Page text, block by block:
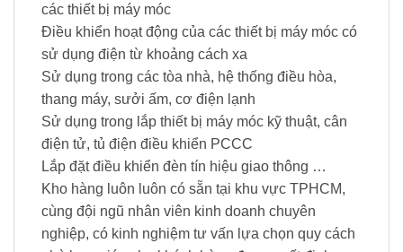
các thiết bị máy móc
Điều khiển hoạt động của các thiết bị máy móc có
sử dụng điện từ khoảng cách xa
Sử dụng trong các tòa nhà, hệ thống điều hòa,
thang máy, sưởi ấm, cơ điện lạnh
Sử dụng trong lắp thiết bị máy móc kỹ thuật, cân
điện tử, tủ điện điều khiển PCCC
Lắp đặt điều khiển đèn tín hiệu giao thông …
Kho hàng luôn luôn có sẵn tại khu vực TPHCM,
cùng đội ngũ nhân viên kinh doanh chuyên
nghiệp, có kinh nghiệm tư vấn lựa chọn quy cách